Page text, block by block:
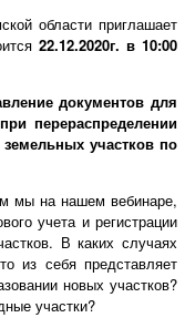
области приглашает
22.12.2020г. в 10:00
документов для
перераспределении
участков по
мы на нашем вебинаре,
учета и регистрации
В каких случаях
из себя представляет
новых участков?
участки?